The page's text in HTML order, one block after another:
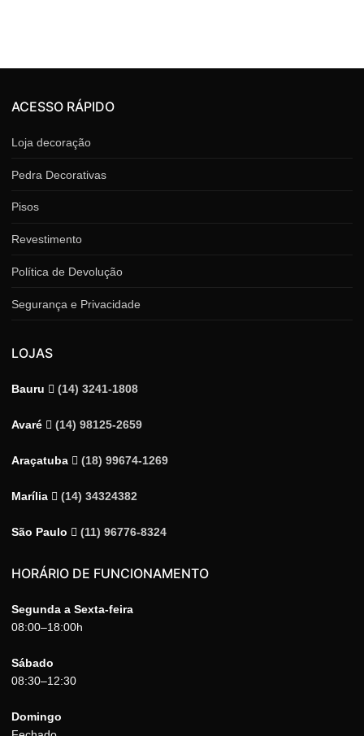
ACESSO RÁPIDO
Loja decoração
Pedra Decorativas
Pisos
Revestimento
Política de Devolução
Segurança e Privacidade
LOJAS
Bauru (14) 3241-1808
Avaré (14) 98125-2659
Araçatuba (18) 99674-1269
Marília (14) 34324382
São Paulo (11) 96776-8324
HORÁRIO DE FUNCIONAMENTO
Segunda a Sexta-feira
08:00–18:00h
Sábado
08:30–12:30
Domingo